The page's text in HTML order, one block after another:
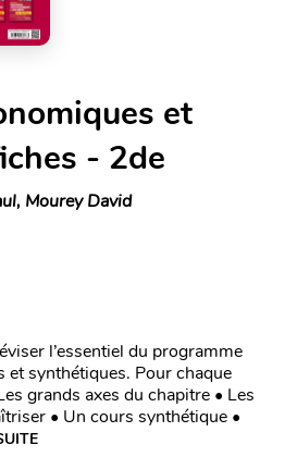
et
- 2de
Mourey David
l’essentiel du programme
et synthétiques. Pour chaque
grands axes du chapitre • Les
• Un cours synthétique •